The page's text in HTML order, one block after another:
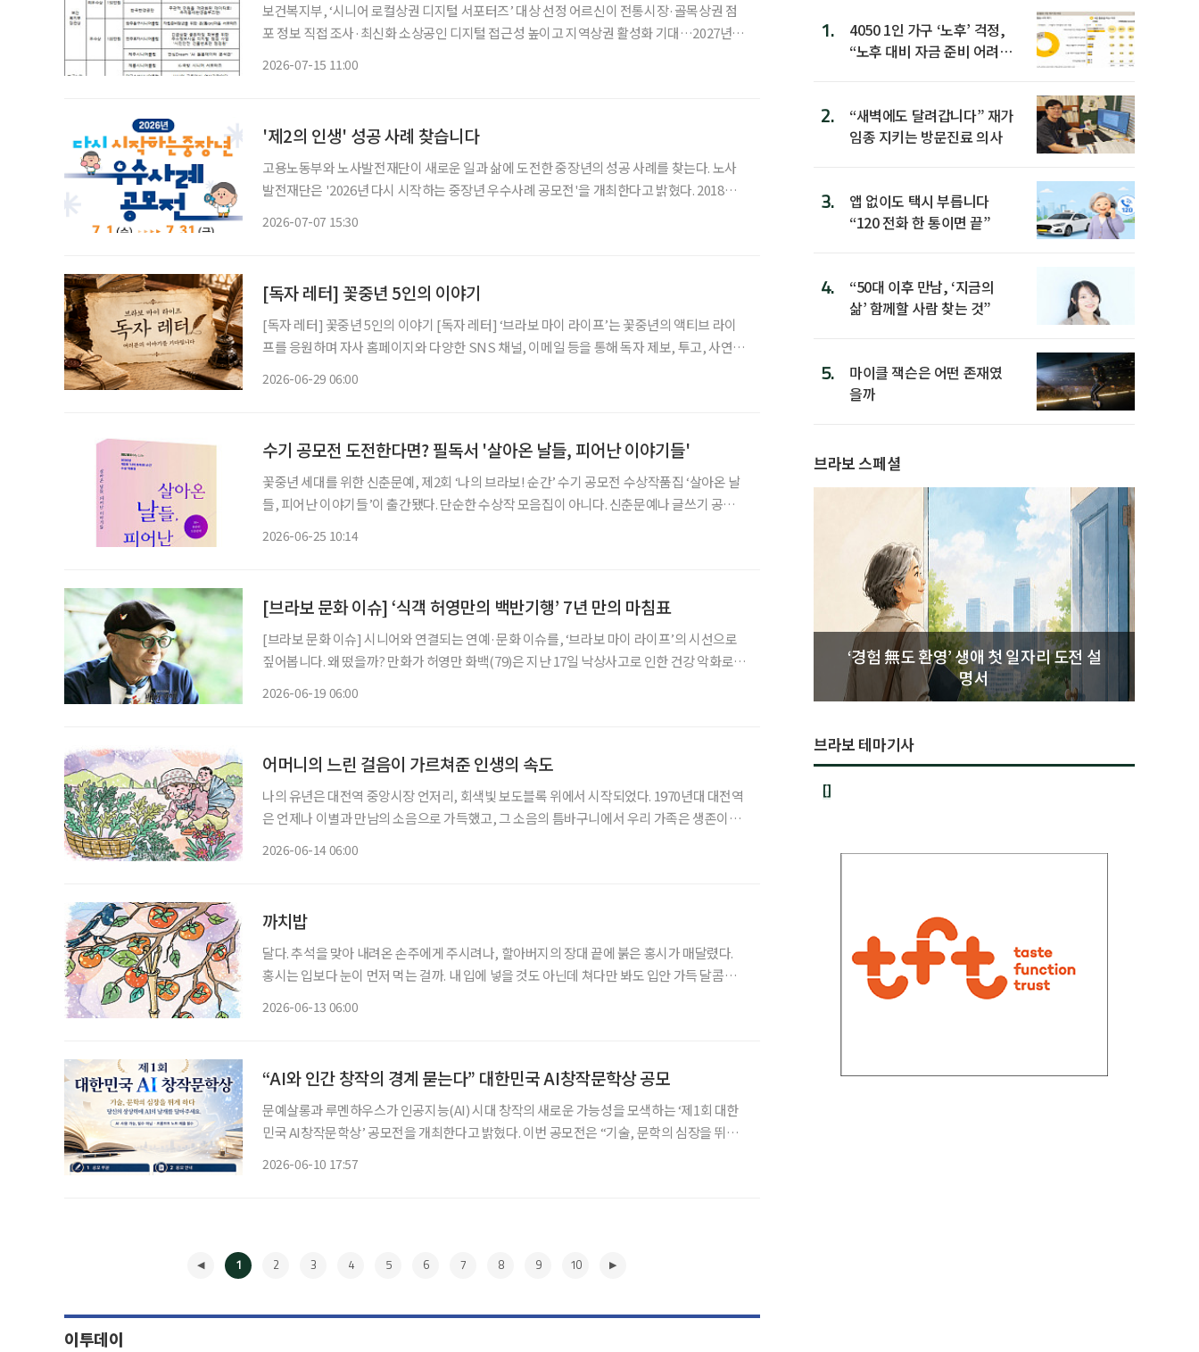
보건복지부, ‘시니어 로컬상권 디지털 서포터즈’ 대상 선정 어르신이 전통시장·골목상권 점
포 정보 직접 조사·최신화 소상공인 디지털 접근성 높이고 지역상권 활성화 기대…2027년 시
2026-07-15 11:00
'제2의 인생' 성공 사례 찾습니다
고용노동부와 노사발전재단이 새로운 일과 삶에 도전한 중장년의 성공 사례를 찾는다. 노사
발전재단은 '2026년 다시 시작하는 중장년 우수사례 공모전'을 개최한다고 밝혔다. 2018년
2026-07-07 15:30
[독자 레터] 꽃중년 5인의 이야기
[독자 레터] 꽃중년 5인의 이야기 [독자 레터] ‘브라보 마이 라이프’는 꽃중년의 액티브 라이
프를 응원하며 자사 홈페이지와 다양한 SNS 채널, 이메일 등을 통해 독자 제보, 투고, 사연
2026-06-29 06:00
수기 공모전 도전한다면? 필독서 '살아온 날들, 피어난 이야기들'
꽃중년 세대를 위한 신춘문예, 제2회 ‘나의 브라보! 순간’ 수기 공모전 수상작품집 ‘살아온 날
들, 피어난 이야기들’이 출간됐다. 단순한 수상작 모음집이 아니다. 신춘문예나 글쓰기 공모
2026-06-25 10:14
[브라보 문화 이슈] ‘식객 허영만의 백반기행’ 7년 만의 마침표
[브라보 문화 이슈] 시니어와 연결되는 연예·문화 이슈를, ‘브라보 마이 라이프’의 시선으로
짚어봅니다. 왜 떴을까? 만화가 허영만 화백(79)은 지난 17일 낙상사고로 인한 건강 악화로
2026-06-19 06:00
어머니의 느린 걸음이 가르쳐준 인생의 속도
나의 유년은 대전역 중앙시장 언저리, 회색빛 보도블록 위에서 시작되었다. 1970년대 대전역
은 언제나 이별과 만남의 소음으로 가득했고, 그 소음의 틈바구니에서 우리 가족은 생존이라
2026-06-14 06:00
까치밥
달다. 추석을 맞아 내려온 손주에게 주시려나, 할아버지의 장대 끝에 붉은 홍시가 매달렸다.
홍시는 입보다 눈이 먼저 먹는 걸까. 내 입에 넣을 것도 아닌데 쳐다만 봐도 입안 가득 달콤해
2026-06-13 06:00
“AI와 인간 창작의 경계 묻는다” 대한민국 AI창작문학상 공모
문예살롱과 루멘하우스가 인공지능(AI) 시대 창작의 새로운 가능성을 모색하는 ‘제1회 대한
민국 AI창작문학상’ 공모전을 개최한다고 밝혔다. 이번 공모전은 “기술, 문학의 심장을 뛰게
2026-06-10 17:57
1 2 3 4 5 6 7 8 9 10
이투데이
1.
4050 1인 가구 ‘노후’ 걱정,
“노후 대비 자금 준비 어려
2.
“새벽에도 달려갑니다” 재가
임종 지키는 방문진료 의사
3.
앱 없이도 택시 부릅니다
“120 전화 한 통이면 끝”
4.
“50대 이후 만남, ‘지금의
삶’ 함께할 사람 찾는 것”
5.
마이클 잭슨은 어떤 존재였
을까
브라보 스페셜
‘경험 無도 환영’ 생애 첫 일자리 도전 설
명서
브라보 테마기사
[]